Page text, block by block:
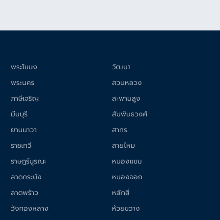
พระโขนง
พระนคร
ภาษีเจริญ
มีนบุรี
ยานนาวา
ราชเทวี
ราษฎร์บูรณะ
ลาดกระบัง
ลาดพร้าว
วังทองหลาง
วัฒนา
สวนหลวง
สะพานสูง
สัมพันธวงศ์
สาทร
สายไหม
หนองแขม
หนองจอก
หลักสี่
ห้วยขวาง